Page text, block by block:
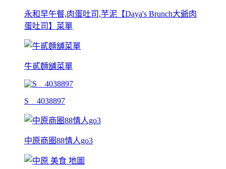
永和早午餐,肉蛋吐司,芋泥【Daya's Brunch大爺肉
蛋吐司】菜單
牛貳麵舖菜單
S__4038897
中原商圈88情人go3